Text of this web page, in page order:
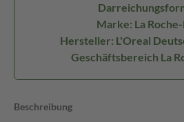
Marke: La
Hersteller: L'Oreal
Geschäftsbereich La
Beschreibung